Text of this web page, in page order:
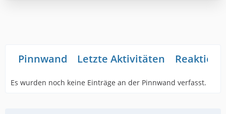
Pinnwand Letzte Aktivitäten
Es wurden noch keine Einträge an der Pinnwand verfasst.